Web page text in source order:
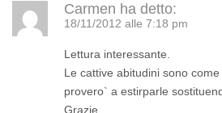
Carmen ha detto:
18/11/2012 alle 7:18 pm
Lettura interessante.
Le cattive abitudini sono
provero` a estirparle
Grazie